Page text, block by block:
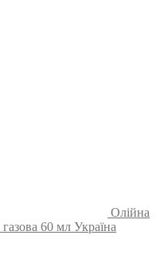
Олійна
60 мл Україна